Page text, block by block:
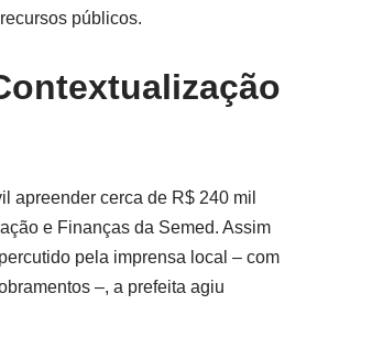
públicos.
apreender cerca de R$ 240 mil
e Finanças da Semed. Assim
pela imprensa local – com
–, a prefeita agiu